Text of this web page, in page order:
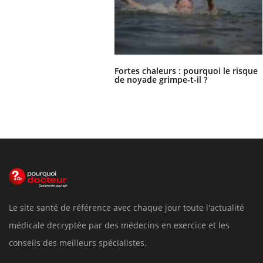
Fortes chaleurs : pourquoi le risque
de noyade grimpe-t-il ?
Le site santé de référence avec chaque jour toute l'actualité
médicale decryptée par des médecins en exercice et les
conseils des meilleurs spécialistes.